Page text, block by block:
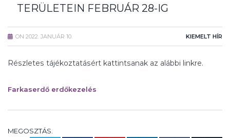
TERÜLETEIN FEBRUÁR 28-IG
ON 2022. JANUÁR 10. KIEMELT HÍR
Részletes tájékoztatásért kattintsanak az alábbi linkre.
Farkaserdő erdőkezelés
MEGOSZTÁS.